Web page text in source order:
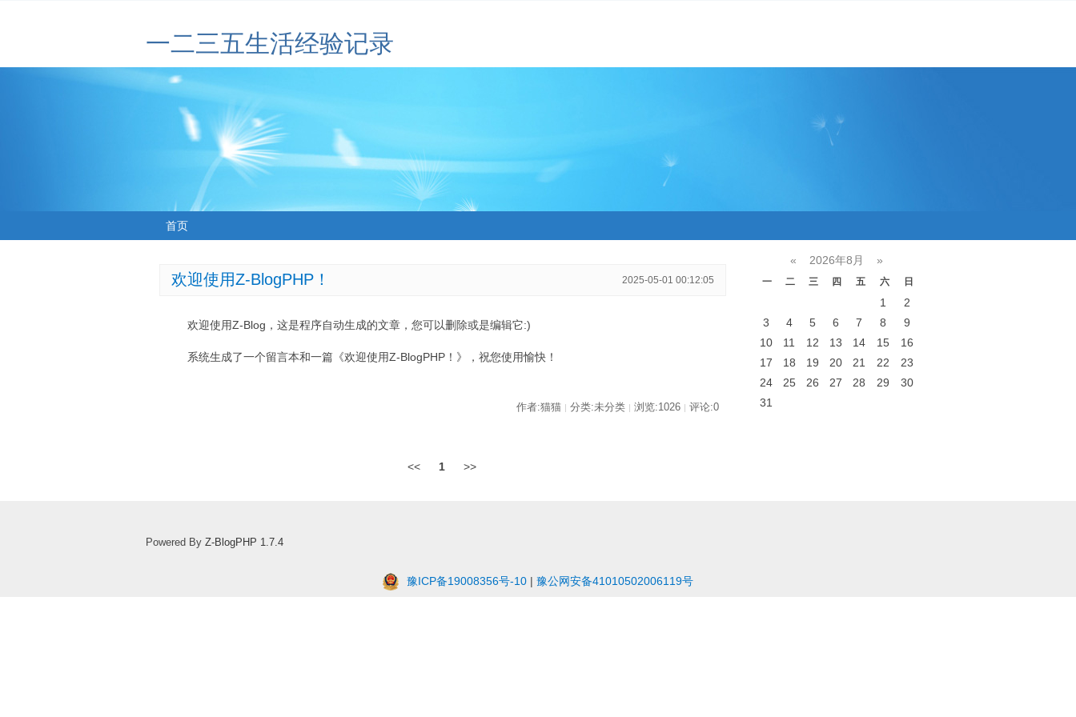
一二三五生活经验记录
首页
欢迎使用Z-BlogPHP！ 2025-05-01 00:12:05
欢迎使用Z-Blog，这是程序自动生成的文章，您可以删除或是编辑它:)
系统生成了一个留言本和一篇《欢迎使用Z-BlogPHP！》，祝您使用愉快！
作者:猫猫 | 分类:未分类 | 浏览:1026 | 评论:0
<< 1 >>
« 2026年8月 »
一 二 三 四 五 六 日
1
2
3
4 5 6 7 8
9
10
11 12 13 14 15
16
17
18 19 20 21 22
23
24
25 26 27 28 29
30
31
Powered By Z-BlogPHP 1.7.4
豫ICP备19008356号-10 | 豫公网安备41010502006119号